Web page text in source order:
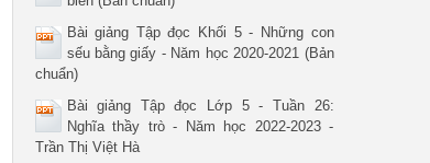
Bài giảng Tập đọc Khối 5 - Những con
sếu bằng giấy - Năm học 2020-2021 (Bản
chuẩn)
Bài giảng Tập đọc Lớp 5 - Tuần 26:
Nghĩa thầy trò - Năm học 2022-2023 -
Trần Thị Việt Hà